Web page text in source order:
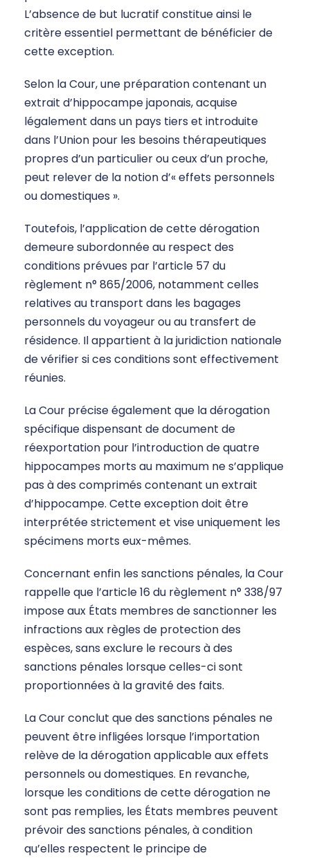
L’absence de but lucratif constitue ainsi le
critère essentiel permettant de bénéficier de
cette exception.
Selon la Cour, une préparation contenant un
extrait d’hippocampe japonais, acquise
légalement dans un pays tiers et introduite
dans l’Union pour les besoins thérapeutiques
propres d’un particulier ou ceux d’un proche,
peut relever de la notion d’« effets personnels
ou domestiques ».
Toutefois, l’application de cette dérogation
demeure subordonnée au respect des
conditions prévues par l’article 57 du
règlement n° 865/2006, notamment celles
relatives au transport dans les bagages
personnels du voyageur ou au transfert de
résidence. Il appartient à la juridiction nationale
de vérifier si ces conditions sont effectivement
réunies.
La Cour précise également que la dérogation
spécifique dispensant de document de
réexportation pour l’introduction de quatre
hippocampes morts au maximum ne s’applique
pas à des comprimés contenant un extrait
d’hippocampe. Cette exception doit être
interprétée strictement et vise uniquement les
spécimens morts eux-mêmes.
Concernant enfin les sanctions pénales, la Cour
rappelle que l’article 16 du règlement n° 338/97
impose aux États membres de sanctionner les
infractions aux règles de protection des
espèces, sans exclure le recours à des
sanctions pénales lorsque celles-ci sont
proportionnées à la gravité des faits.
La Cour conclut que des sanctions pénales ne
peuvent être infligées lorsque l’importation
relève de la dérogation applicable aux effets
personnels ou domestiques. En revanche,
lorsque les conditions de cette dérogation ne
sont pas remplies, les États membres peuvent
prévoir des sanctions pénales, à condition
qu’elles respectent le principe de